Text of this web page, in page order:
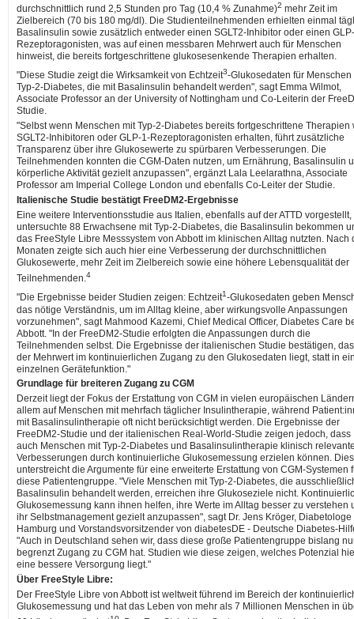
durchschnittlich rund 2,5 Stunden pro Tag (10,4 % Zunahme)2 mehr Zeit im
Zielbereich (70 bis 180 mg/dl). Die Studienteilnehmenden erhielten einmal
Basalinsulin sowie zusätzlich entweder einen SGLT2-Inhibitor oder einen
Rezeptoragonisten, was auf einen messbaren Mehrwert auch für Menschen
hinweist, die bereits fortgeschrittene glukosesenkende Therapien erhalten.
"Diese Studie zeigt die Wirksamkeit von Echtzeit3-Glukosedaten für Menschen
Typ-2-Diabetes, die mit Basalinsulin behandelt werden", sagt Emma Wilmot,
Associate Professor an der University of Nottingham und Co-Leiterin der
Studie.
"Selbst wenn Menschen mit Typ-2-Diabetes bereits fortgeschrittene Therapien
SGLT2-Inhibitoren oder GLP-1-Rezeptoragonisten erhalten, führt zusätzliche
Transparenz über ihre Glukosewerte zu spürbaren Verbesserungen. Die
Teilnehmenden konnten die CGM-Daten nutzen, um Ernährung, Basalinsulin
körperliche Aktivität gezielt anzupassen", ergänzt Lala Leelarathna, Associate
Professor am Imperial College London und ebenfalls Co-Leiter der Studie.
Italienische Studie bestätigt FreeDM2-Ergebnisse
Eine weitere Interventionsstudie aus Italien, ebenfalls auf der ATTD vorgestellt,
untersuchte 88 Erwachsene mit Typ-2-Diabetes, die Basalinsulin bekommen
das FreeStyle Libre Messsystem von Abbott im klinischen Alltag nutzten. Nach
Monaten zeigte sich auch hier eine Verbesserung der durchschnittlichen
Glukosewerte, mehr Zeit im Zielbereich sowie eine höhere Lebensqualität der
Teilnehmenden.4
"Die Ergebnisse beider Studien zeigen: Echtzeit1-Glukosedaten geben
das nötige Verständnis, um im Alltag kleine, aber wirkungsvolle Anpassungen
vorzunehmen", sagt Mahmood Kazemi, Chief Medical Officer, Diabetes Care
Abbott. "In der FreeDM2-Studie erfolgten die Anpassungen durch die
Teilnehmenden selbst. Die Ergebnisse der italienischen Studie bestätigen,
der Mehrwert im kontinuierlichen Zugang zu den Glukosedaten liegt, statt in
einzelnen Gerätefunktion."
Grundlage für breiteren Zugang zu CGM
Derzeit liegt der Fokus der Erstattung von CGM in vielen europäischen
allem auf Menschen mit mehrfach täglicher Insulintherapie, während
mit Basalinsulintherapie oft nicht berücksichtigt werden. Die Ergebnisse der
FreeDM2-Studie und der italienischen Real-World-Studie zeigen jedoch, dass
auch Menschen mit Typ-2-Diabetes und Basalinsulintherapie klinisch
Verbesserungen durch kontinuierliche Glukosemessung erzielen können. Dies
unterstreicht die Argumente für eine erweiterte Erstattung von CGM-Systemen
diese Patientengruppe. "Viele Menschen mit Typ-2-Diabetes, die
Basalinsulin behandelt werden, erreichen ihre Glukoseziele nicht.
Glukosemessung kann ihnen helfen, ihre Werte im Alltag besser zu verstehen
ihr Selbstmanagement gezielt anzupassen", sagt Dr. Jens Kröger, Diabetologe
Hamburg und Vorstandsvorsitzender von diabetesDE - Deutsche Diabetes-
"Auch in Deutschland sehen wir, dass diese große Patientengruppe bislang
begrenzt Zugang zu CGM hat. Studien wie diese zeigen, welches Potenzial
eine bessere Versorgung liegt."
Über FreeStyle Libre:
Der FreeStyle Libre von Abbott ist weltweit führend im Bereich der
Glukosemessung und hat das Leben von mehr als 7 Millionen Menschen in